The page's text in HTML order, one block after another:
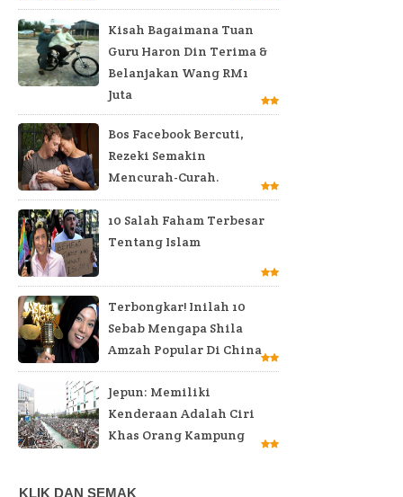
Kisah Bagaimana Tuan
Guru Haron Din Terima &
Belanjakan Wang RM1
Juta
Bos Facebook Bercuti,
Rezeki Semakin
Mencurah-Curah.
10 Salah Faham Terbesar
Tentang Islam
Terbongkar! Inilah 10
Sebab Mengapa Shila
Amzah Popular Di China
Jepun: Memiliki
Kenderaan Adalah Ciri
Khas Orang Kampung
KLIK DAN SEMAK